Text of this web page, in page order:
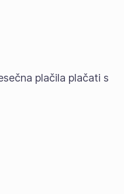
plačila plačati s